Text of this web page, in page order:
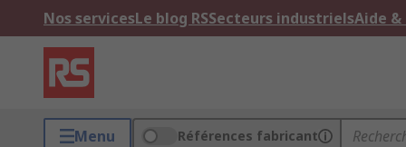
Nos servicesLe blog RSSecteurs industrielsAide
Menu Références fabricant